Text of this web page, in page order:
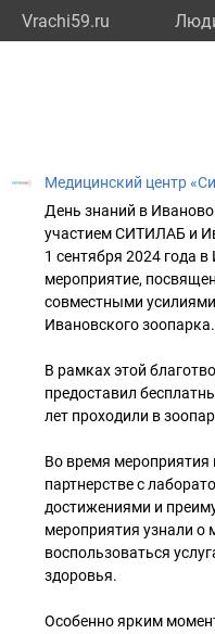
Vrachi59.ru
Медицинский центр
День знаний в
участием СИТИЛАБ и
1 сентября 2024 года
мероприятие,
совместными
Ивановского зоопарка.
В рамках этой
предоставил
лет проходили в
Во время мероприятия
партнерстве с
достижениями и
мероприятия узнали о
воспользоваться
здоровья.
Особенно ярким